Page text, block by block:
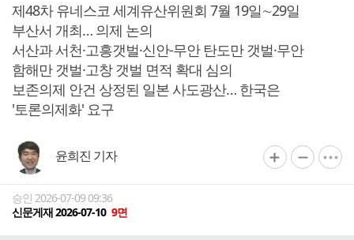
제48차 유네스코 세계유산위원회 7월 19일∼29일
부산서 개최… 의제 논의
서산과 서천·고흥갯벌·신안-무안 탄도만 갯벌·무안
함해만 갯벌·고창 갯벌 면적 확대 심의
보존의제 안건 상정된 일본 사도광산… 한국은
'토론의제화' 요구
윤희진 기자
승인 2026-07-09 09:36
신문게재 2026-07-10 9면